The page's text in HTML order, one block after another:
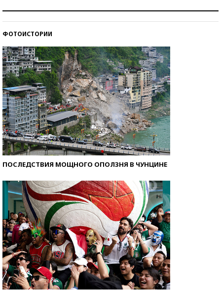
ФОТОИСТОРИИ
ПОСЛЕДСТВИЯ МОЩНОГО ОПОЛЗНЯ В ЧУНЦИНЕ